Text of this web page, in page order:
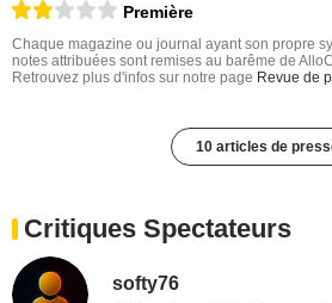
Première
Chaque magazine ou journal ayant son propre
notes attribuées sont remises au barême de
Retrouvez plus d'infos sur notre page Revue de
10 articles de
Critiques Spectateurs
softy76